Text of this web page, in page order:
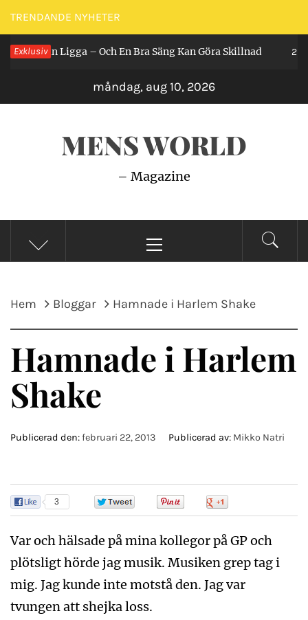
Hoppa
till
innehåll
TRENDANDE NYHETER
Exklusiv
Får Man Ligga – Och En Bra Säng Kan Göra Skillnad 2 år
måndag, aug 10, 2026
MENS WORLD
– Magazine
meny
Hem Bloggar Hamnade i Harlem Shake
Hamnade i Harlem
Shake
Publicerad den:februari 22, 2013 Publicerad av: Mikko Natri
3
Var och hälsade på mina kollegor på GP och
plötsligt hörde jag musik. Musiken grep tag i
mig. Jag kunde inte motstå den. Jag var
tvungen att shejka loss.